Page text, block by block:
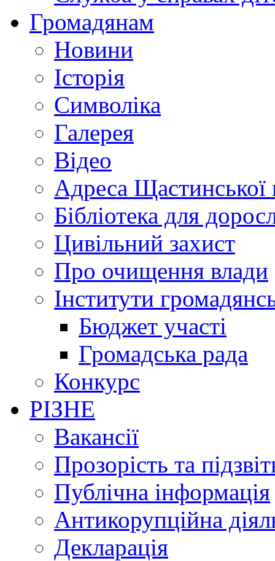
Громадянам
Новини
Історія
Символіка
Галерея
Відео
Адреса Щастинської
Бібліотека для
Цивільний захист
Про очищення влади
Інститути
Бюджет участі
Громадська рада
Конкурс
РІЗНЕ
Вакансії
Прозорість та
Публічна інформація
Антикорупційна
Декларація